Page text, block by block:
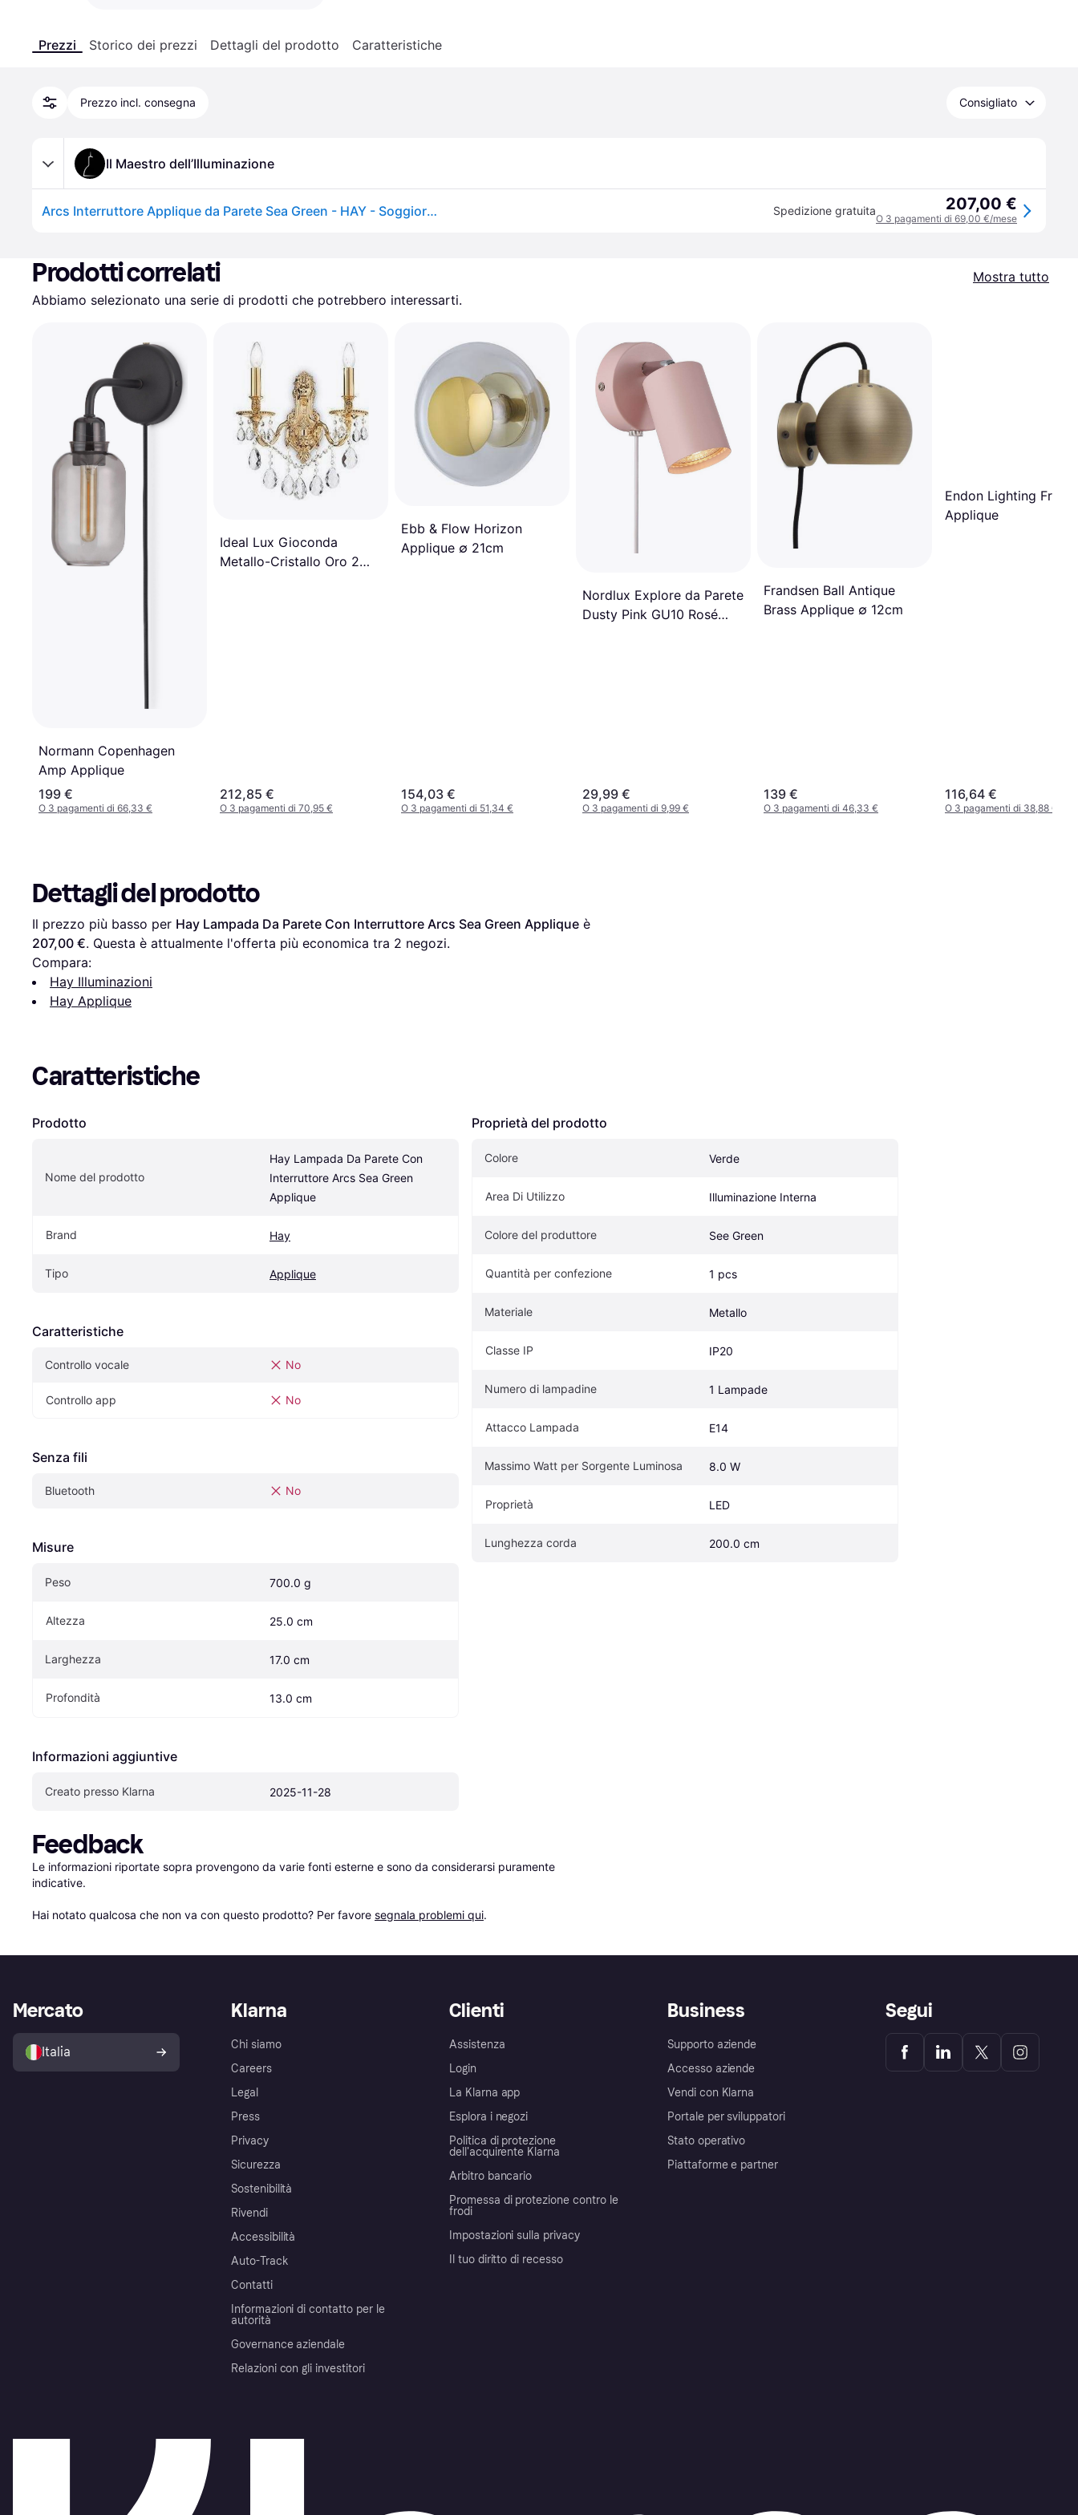
Prezzi Storico dei prezzi Dettagli del prodotto Caratteristiche
Prezzo incl. consegna Consigliato
Il Maestro dell’Illuminazione
Arcs Interruttore Applique da Parete Sea Green - HAY - Soggiorno - Metallo Spedizione gratuita 207,00 €
O 3 pagamenti di 69,00 €/mese
Prodotti correlati
Mostra tutto
Abbiamo selezionato una serie di prodotti che potrebbero interessarti.
Normann Copenhagen
Amp Applique
199 €
O 3 pagamenti di 66,33 €
Ideal Lux Gioconda
Metallo-Cristallo Oro 2
212,85 €
O 3 pagamenti di 70,95 €
Ebb & Flow Horizon
Applique ∅ 21cm
154,03 €
O 3 pagamenti di 51,34 €
Nordlux Explore da Parete
Dusty Pink GU10 Rosé
29,99 €
O 3 pagamenti di 9,99 €
Frandsen Ball Antique
Brass Applique ∅ 12cm
139 €
O 3 pagamenti di 46,33 €
Endon Lighting
Applique
116,64 €
O 3 pagamenti di 38,88 €
Dettagli del prodotto
Il prezzo più basso per Hay Lampada Da Parete Con Interruttore Arcs Sea Green Applique
207,00 €. Questa è attualmente l'offerta più economica tra 2 negozi.
Compara:
Hay Illuminazioni
Hay Applique
Caratteristiche
Prodotto
Nome del prodotto
Hay Lampada Da Parete Con
Interruttore Arcs Sea Green
Applique
Brand Hay
Tipo Applique
Caratteristiche
Controllo vocale No
Controllo app No
Senza fili
Bluetooth No
Misure
Peso 700.0 g
Altezza 25.0 cm
Larghezza 17.0 cm
Profondità 13.0 cm
Informazioni aggiuntive
Creato presso Klarna 2025-11-28
Proprietà del prodotto
Colore Verde
Area Di Utilizzo Illuminazione Interna
Colore del produttore See Green
Quantità per confezione 1 pcs
Materiale Metallo
Classe IP IP20
Numero di lampadine 1 Lampade
Attacco Lampada E14
Massimo Watt per Sorgente Luminosa 8.0 W
Proprietà LED
Lunghezza corda 200.0 cm
Feedback
Le informazioni riportate sopra provengono da varie fonti esterne e sono da considerarsi puramente
indicative.
Hai notato qualcosa che non va con questo prodotto? Per favore segnala problemi qui.
Klarna
Chi siamo
Careers
Legal
Press
Privacy
Sicurezza
Sostenibilità
Rivendi
Accessibilità
Auto-Track
Contatti
Informazioni di contatto per le
autorità
Governance aziendale
Relazioni con gli investitori
Clienti
Assistenza
Login
La Klarna app
Esplora i negozi
Politica di protezione
dell'acquirente Klarna
Arbitro bancario
Promessa di protezione contro le
frodi
Impostazioni sulla privacy
Il tuo diritto di recesso
Business
Supporto aziende
Accesso aziende
Vendi con Klarna
Portale per sviluppatori
Stato operativo
Piattaforme e partner
Mercato
Italia
Segui